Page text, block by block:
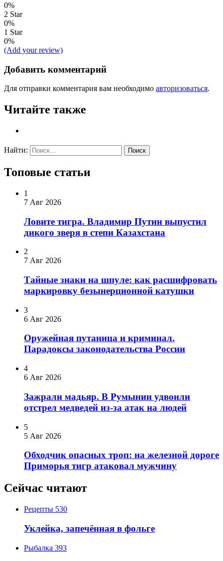
0%
2 Star
0%
1 Star
0%
(Add your review)
Добавить комментарий
Для отправки комментария вам необходимо авторизоваться.
Читайте также
Найти:
Топовые статьи
1
7 Авг 2026
Ловите тигра. Владимир Путин выпустил
дикого зверя в степи Казахстана
2
7 Авг 2026
Тайные знаки на шпуле: как расшифровать
маркировку безынерционной катушки
3
6 Авг 2026
Оружейная путаница и криминал.
Парадоксы законодательства России
4
6 Авг 2026
Зажрали мадьяр. В Румынии удвоили
отстрел медведей из-за атак на людей
5
5 Авг 2026
Обходчик опасных троп: на железной дороге
Приморья тигр атаковал мужчину
Сейчас читают
Рецепты 530
Уклейка, запечённая в фольге
Рыбалка 393